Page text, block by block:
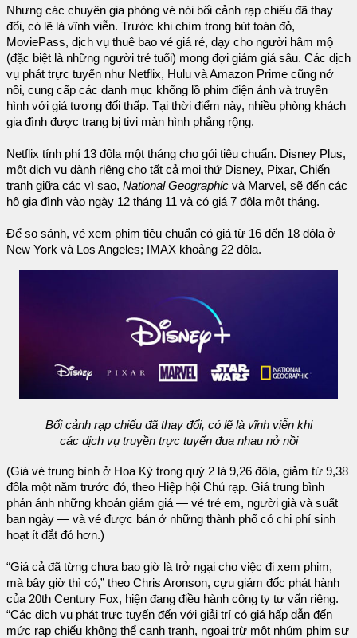
Nhưng các chuyên gia phòng vé nói bối cảnh rạp chiếu đã thay
đổi, có lẽ là vĩnh viễn. Trước khi chìm trong bút toán đỏ,
MoviePass, dịch vụ thuê bao vé giá rẻ, dạy cho người hâm mộ
(đặc biệt là những người trẻ tuổi) mong đợi giảm giá sâu. Các dịch
vụ phát trực tuyến như Netflix, Hulu và Amazon Prime cũng nở
nồi, cung cấp các danh mục khổng lồ phim điện ảnh và truyền
hình với giá tương đối thấp. Tại thời điểm này, nhiều phòng khách
gia đình được trang bị tivi màn hình phẳng rộng.
Netflix tính phí 13 đôla một tháng cho gói tiêu chuẩn. Disney Plus,
một dịch vụ dành riêng cho tất cả mọi thứ Disney, Pixar, Chiến
tranh giữa các vì sao, National Geographic và Marvel, sẽ đến các
hộ gia đình vào ngày 12 tháng 11 và có giá 7 đôla một tháng.
Để so sánh, vé xem phim tiêu chuẩn có giá từ 16 đến 18 đôla ở
New York và Los Angeles; IMAX khoảng 22 đôla.
Bối cảnh rạp chiếu đã thay đổi, có lẽ là vĩnh viễn khi
các dịch vụ truyền trực tuyến đua nhau nở nồi
(Giá vé trung bình ở Hoa Kỳ trong quý 2 là 9,26 đôla, giảm từ 9,38
đôla một năm trước đó, theo Hiệp hội Chủ rạp. Giá trung bình
phản ánh những khoản giảm giá — vé trẻ em, người già và suất
ban ngày — và vé được bán ở những thành phố có chi phí sinh
hoạt ít đắt đỏ hơn.)
“Giá cả đã từng chưa bao giờ là trở ngại cho việc đi xem phim,
mà bây giờ thì có,” theo Chris Aronson, cựu giám đốc phát hành
của 20th Century Fox, hiện đang điều hành công ty tư vấn riêng.
“Các dịch vụ phát trực tuyến đến với giải trí có giá hấp dẫn đến
mức rạp chiếu không thể cạnh tranh, ngoại trừ một nhúm phim sự